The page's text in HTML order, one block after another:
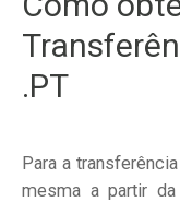
.PT
Para a
mesma a partir